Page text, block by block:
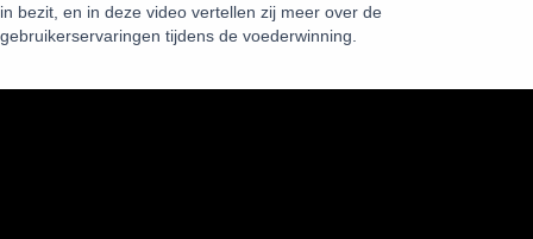
in bezit, en in deze video vertellen zij meer over de
gebruikerservaringen tijdens de voederwinning.